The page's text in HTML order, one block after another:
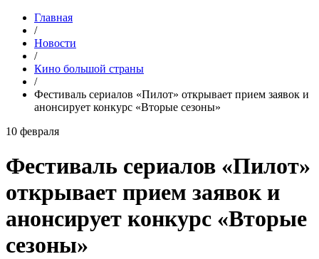
Главная
/
Новости
/
Кино большой страны
/
Фестиваль сериалов «Пилот» открывает прием заявок и
анонсирует конкурс «Вторые сезоны»
10 февраля
Фестиваль сериалов «Пилот»
открывает прием заявок и
анонсирует конкурс «Вторые
сезоны»